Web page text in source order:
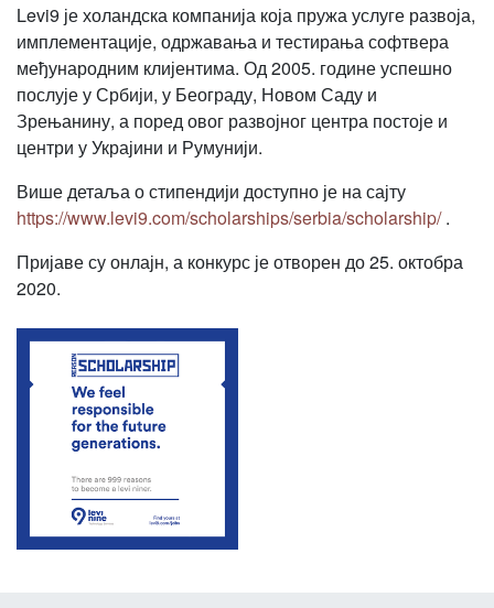
Levi9 је холандска компанија која пружа услуге развоја,
имплементације, одржавања и тестирања софтвера
међународним клијентима. Од 2005. године успешно
послује у Србији, у Београду, Новом Саду и
Зрењанину, а поред овог развојног центра постоје и
центри у Украјини и Румунији.
Више детаља о стипендији доступно је на сајту
https://www.levi9.com/scholarships/serbia/scholarship/.
Пријаве су онлајн, а конкурс је отворен до 25. октобра
2020.